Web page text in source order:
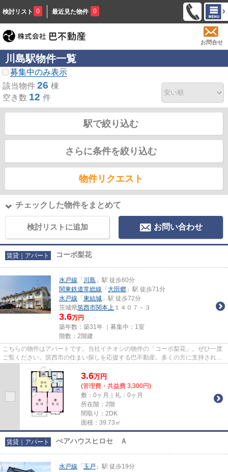
検討リスト 0 最近見た物件 0
お問合せ
川島駅物件一覧
募集中のみ表示
該当物件 26 棟
空き数 12 件
駅で絞り込む
さらに条件を絞り込む
物件リクエスト
チェックした物件をまとめて
検討リストに追加 お問い合わせ
賃貸｜アパート コーポ梨花
水戸線 「 川島 」駅 徒歩60分
関東鉄道常総線 「 大田郷 」駅 徒歩71分
水戸線 「 東結城 」駅 徒歩72分
茨城県筑西市関本上 １４０７－３
3.6万円
築年数：築31年 ｜募集中： 1室
階数：2階建
こちらの物件はアパートです。当社イチオシの物件の「コーポ梨花」。ぜひ一度
ご覧ください。筑西市の住まい探しを応援する巴不動産。多くの方に支持される
地元の不動産会社として実績...
3.6万円
(管理費・共益費 3,300円)
敷：0ヶ月｜礼：0ヶ月
所在階：2階
間取り：2DK
面積：39.73㎡
賃貸｜アパート ぺアハウスヒロセ Ａ
水戸線 「 玉戸 」駅 徒歩19分